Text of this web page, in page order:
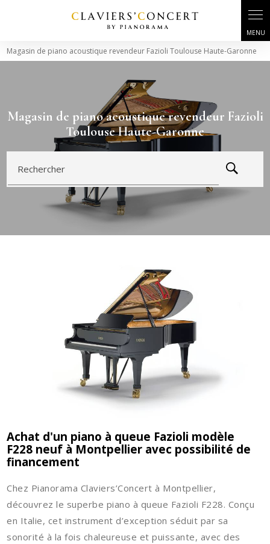
Magasin de piano acoustique revendeur Fazioli Toulouse Haute-Garonne
Magasin de piano acoustique revendeur Fazioli
Toulouse Haute-Garonne
Rechercher
Achat d'un piano à queue Fazioli modèle
F228 neuf à Montpellier avec possibilité de
financement
Chez Pianorama Claviers’Concert à Montpellier,
découvrez le superbe piano à queue Fazioli F228. Conçu
en Italie, cet instrument d’exception séduit par sa
sonorité à la fois chaleureuse et puissante, avec des